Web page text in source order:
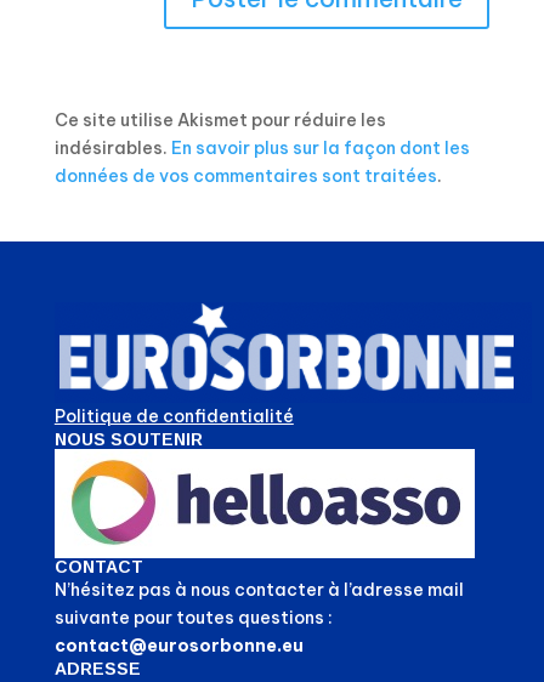
Ce site utilise Akismet pour réduire les
indésirables. En savoir plus sur la façon dont les
données de vos commentaires sont traitées.
Politique de confidentialité
NOUS SOUTENIR
CONTACT
N’hésitez pas à nous contacter à l’adresse mail
suivante pour toutes questions :
contact@eurosorbonne.eu
ADRESSE